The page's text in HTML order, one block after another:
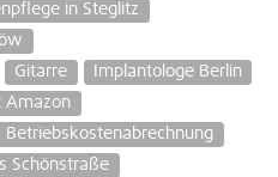
in Steglitz
Gitarre
Implantologe Berlin
Amazon
Betriebskostenabrechnung
Schönstraße